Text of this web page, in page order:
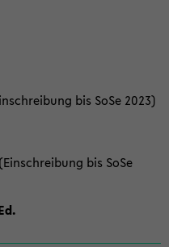
bis SoSe 2023)
bis SoSe